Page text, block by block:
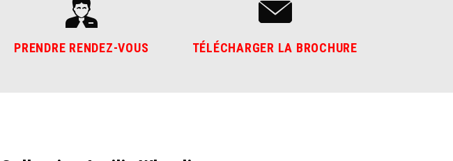
PRENDRE RENDEZ-VOUS TÉLÉCHARGER LA BROCHURE